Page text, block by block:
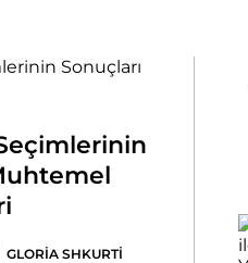
GLORİA SHKURTİ